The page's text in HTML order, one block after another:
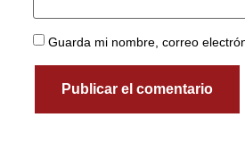
Guarda mi nombre, correo